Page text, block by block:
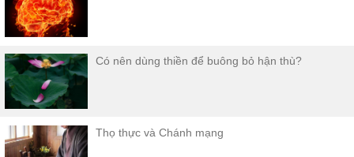
Có nên dùng thiền để buông bỏ hận thù?
Thọ thực và Chánh mạng